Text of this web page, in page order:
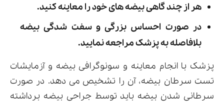
هر از چند گاهی بیضه های خود را معاینه کنید.
در صورت احساس بزرگی و سفت شدگی بیضه
بلافاصله به پزشک مراجعه نمایید.
پزشک با انجام معاینه و سونوگرافی بیضه و آزمایشات
تست سرطان بیضه، آن را تشخیص می دهد. در صورت
سرطانی شدن بیضه باید توسط جراحی بیضه برداشته